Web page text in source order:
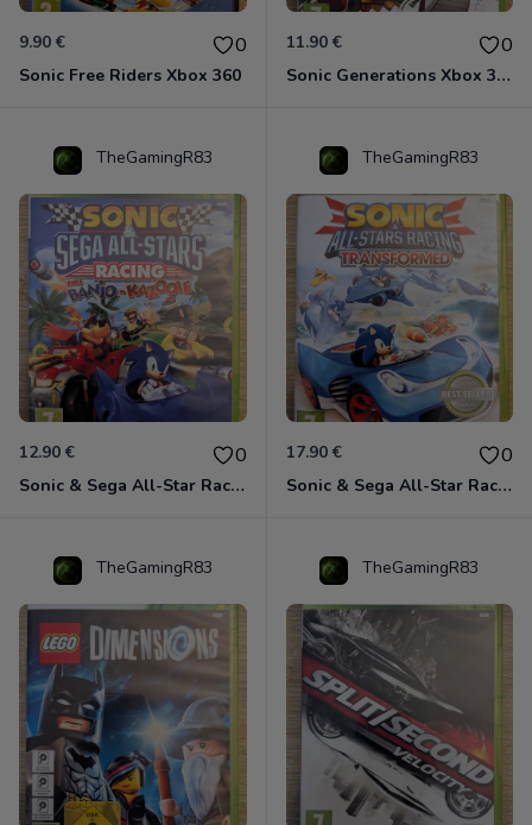
9.90 € 0
Sonic Free Riders Xbox 360
11.90 € 0
Sonic Generations Xbox 360
TheGamingR83
12.90 € 0
Sonic & Sega All-Star Racing avec Banjo-Kazooie Xbox 360
TheGamingR83
17.90 € 0
Sonic & Sega All-Star Racing - Transformed Xbox 360
TheGamingR83 TheGamingR83